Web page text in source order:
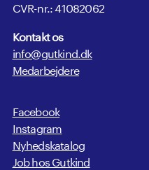
CVR-nr.: 41082062
Kontakt os
info@gutkind.dk
Medarbejdere
Facebook
Instagram
Nyhedskatalog
Job hos Gutkind